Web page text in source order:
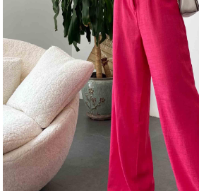
Çevir Kazan